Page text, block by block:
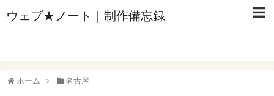
ウェブ★ノート｜制作備忘録
ホーム 名古屋